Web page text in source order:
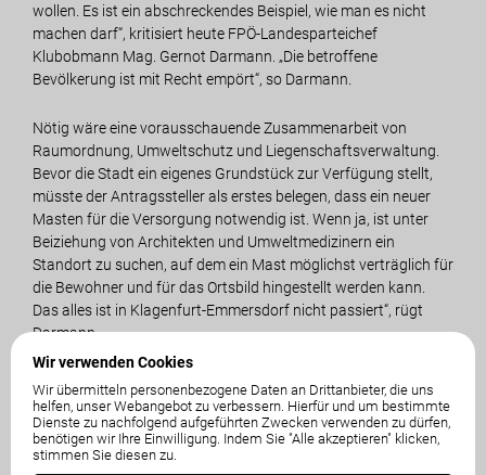
Wir verwenden Cookies
Wir übermitteln personenbezogene Daten an Drittanbieter, die uns
helfen, unser Webangebot zu verbessern. Hierfür und um bestimmte
Dienste zu nachfolgend aufgeführten Zwecken verwenden zu dürfen,
benötigen wir Ihre Einwilligung. Indem Sie "Alle akzeptieren" klicken,
stimmen Sie diesen zu.
wollen. Es ist ein abschreckendes Beispiel, wie man es nicht
machen darf“, kritisiert heute FPÖ-Landesparteichef
Klubobmann Mag. Gernot Darmann. „Die betroffene
Bevölkerung ist mit Recht empört“, so Darmann.
Nötig wäre eine vorausschauende Zusammenarbeit von
Raumordnung, Umweltschutz und Liegenschaftsverwaltung.
Bevor die Stadt ein eigenes Grundstück zur Verfügung stellt,
müsste der Antragssteller als erstes belegen, dass ein neuer
Masten für die Versorgung notwendig ist. Wenn ja, ist unter
Beiziehung von Architekten und Umweltmedizinern ein
Standort zu suchen, auf dem ein Mast möglichst verträglich für
die Bewohner und für das Ortsbild hingestellt werden kann.
Das alles ist in Klagenfurt-Emmersdorf nicht passiert“, rügt
Darmann.
Es sei sträflich unterlassen worden, die technische
Notwendigkeit eines neuen Masten zu prüfen und einen die
Bewohner möglichst schonenden Standort zu ermitteln, erklärt
Darmann.